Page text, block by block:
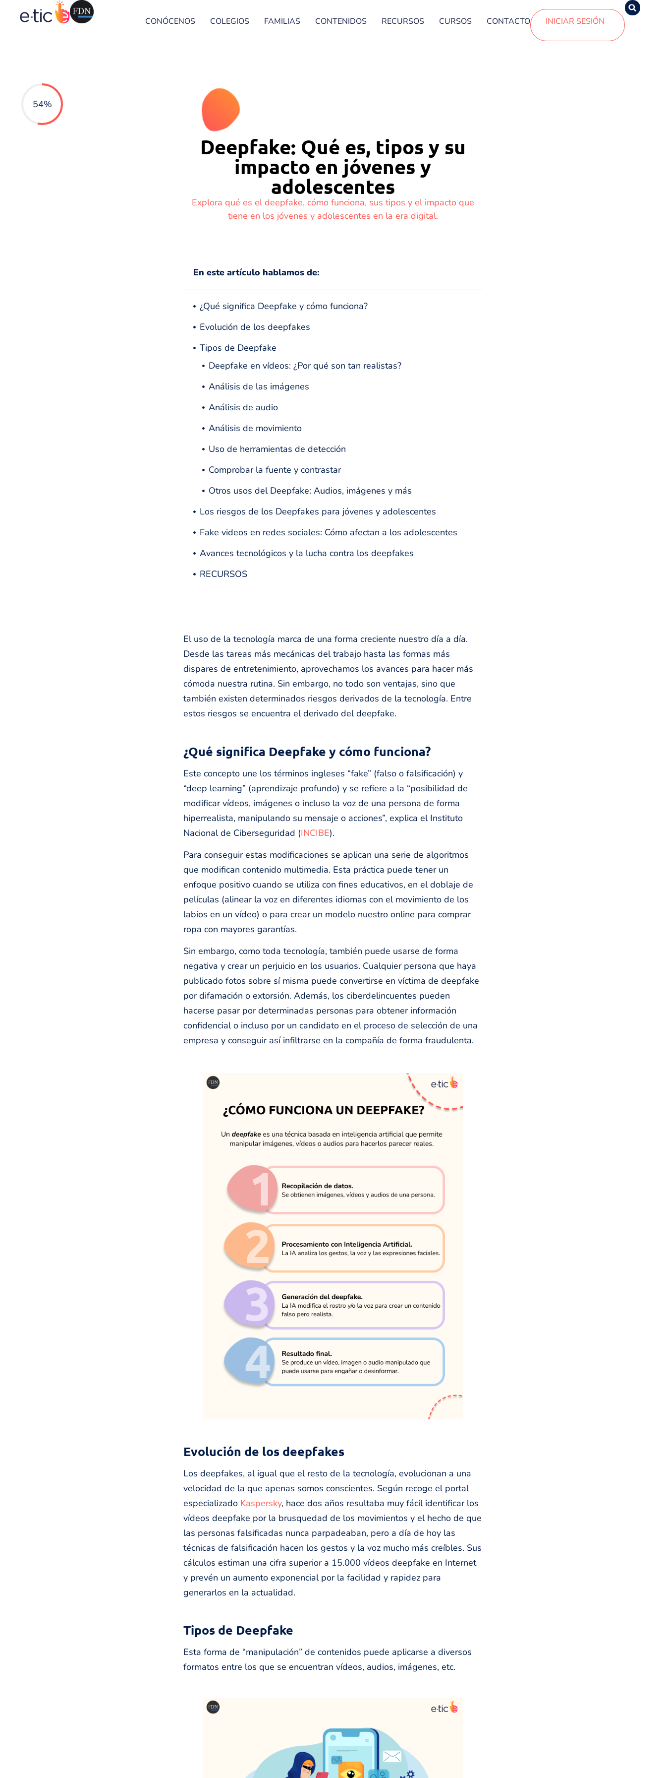
CONÓCENOS COLEGIOS FAMILIAS CONTENIDOS RECURSOS CURSOS CONTACTO INICIAR SESIÓN
54%
Deepfake: Qué es, tipos y su
impacto en jóvenes y
adolescentes
Explora qué es el deepfake, cómo funciona, sus tipos y el impacto que
tiene en los jóvenes y adolescentes en la era digital.
En este artículo hablamos de:
¿Qué significa Deepfake y cómo funciona?
Evolución de los deepfakes
Tipos de Deepfake
Deepfake en vídeos: ¿Por qué son tan realistas?
Análisis de las imágenes
Análisis de audio
Análisis de movimiento
Uso de herramientas de detección
Comprobar la fuente y contrastar
Otros usos del Deepfake: Audios, imágenes y más
Los riesgos de los Deepfakes para jóvenes y adolescentes
Fake videos en redes sociales: Cómo afectan a los adolescentes
Avances tecnológicos y la lucha contra los deepfakes
RECURSOS
El uso de la tecnología marca de una forma creciente nuestro día a día.
Desde las tareas más mecánicas del trabajo hasta las formas más
dispares de entretenimiento, aprovechamos los avances para hacer más
cómoda nuestra rutina. Sin embargo, no todo son ventajas, sino que
también existen determinados riesgos derivados de la tecnología. Entre
estos riesgos se encuentra el derivado del deepfake.
¿Qué significa Deepfake y cómo funciona?
Este concepto une los términos ingleses “fake” (falso o falsificación) y
“deep learning” (aprendizaje profundo) y se refiere a la “posibilidad de
modificar vídeos, imágenes o incluso la voz de una persona de forma
hiperrealista, manipulando su mensaje o acciones”, explica el Instituto
Nacional de Ciberseguridad (INCIBE).
Para conseguir estas modificaciones se aplican una serie de algoritmos
que modifican contenido multimedia. Esta práctica puede tener un
enfoque positivo cuando se utiliza con fines educativos, en el doblaje de
películas (alinear la voz en diferentes idiomas con el movimiento de los
labios en un vídeo) o para crear un modelo nuestro online para comprar
ropa con mayores garantías.
Sin embargo, como toda tecnología, también puede usarse de forma
negativa y crear un perjuicio en los usuarios. Cualquier persona que haya
publicado fotos sobre sí misma puede convertirse en víctima de deepfake
por difamación o extorsión. Además, los ciberdelincuentes pueden
hacerse pasar por determinadas personas para obtener información
confidencial o incluso por un candidato en el proceso de selección de una
empresa y conseguir así infiltrarse en la compañía de forma fraudulenta.
Evolución de los deepfakes
Los deepfakes, al igual que el resto de la tecnología, evolucionan a una
velocidad de la que apenas somos conscientes. Según recoge el portal
especializado Kaspersky, hace dos años resultaba muy fácil identificar los
vídeos deepfake por la brusquedad de los movimientos y el hecho de que
las personas falsificadas nunca parpadeaban, pero a día de hoy las
técnicas de falsificación hacen los gestos y la voz mucho más creíbles. Sus
cálculos estiman una cifra superior a 15.000 vídeos deepfake en Internet
y prevén un aumento exponencial por la facilidad y rapidez para
generarlos en la actualidad.
Tipos de Deepfake
Esta forma de “manipulación” de contenidos puede aplicarse a diversos
formatos entre los que se encuentran vídeos, audios, imágenes, etc.